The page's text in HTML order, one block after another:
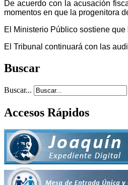
De acuerdo con la acusación
momentos en que la progenitora
El Ministerio Público sostiene
El Tribunal continuará con las
Buscar
Buscar...
Accesos Rápidos